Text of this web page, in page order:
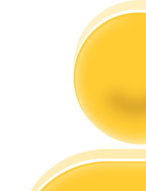
Vadeli İşlemler